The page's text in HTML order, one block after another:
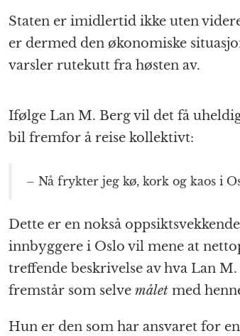
Staten er imidlertid ikke uten
er dermed den økonomiske
varsler rutekutt fra høsten av.
Ifølge Lan M. Berg vil det få
bil fremfor å reise kollektivt:
– Nå frykter jeg kø, kork og kaos i
Dette er en nokså
innbyggere i Oslo vil mene at
treffende beskrivelse av hva Lan
fremstår som selve målet med
Hun er den som har ansvaret for